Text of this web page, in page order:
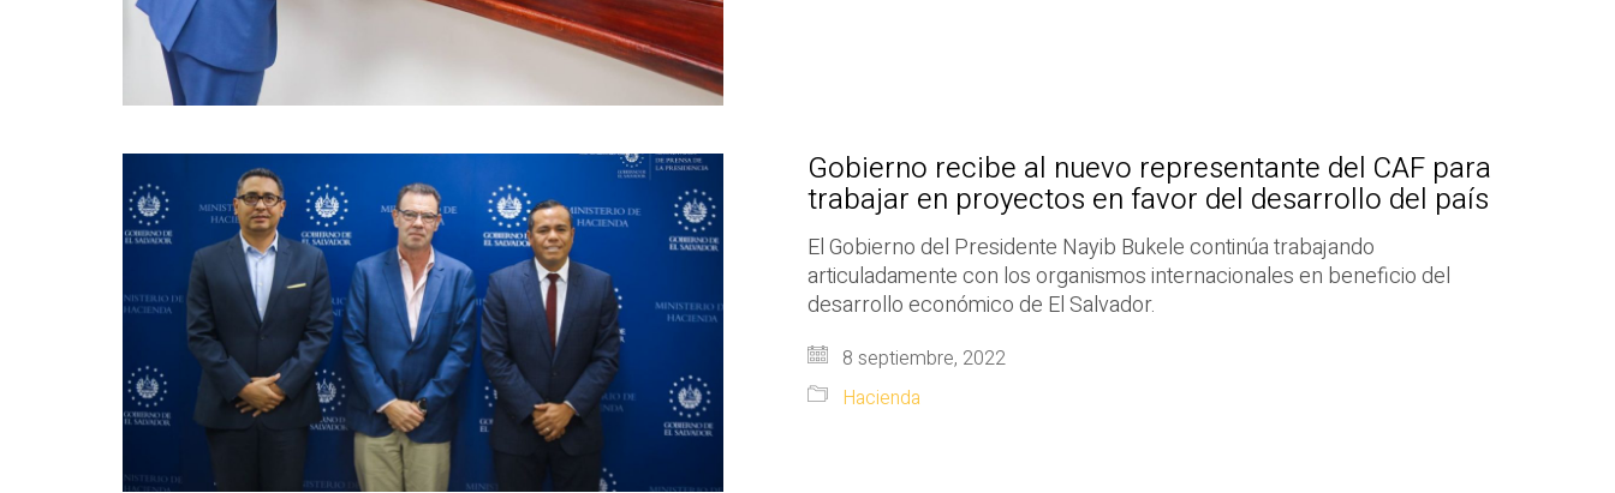
Gobierno recibe al nuevo representante del CAF para
trabajar en proyectos en favor del desarrollo del país
El Gobierno del Presidente Nayib Bukele continúa trabajando
articuladamente con los organismos internacionales en beneficio del
desarrollo económico de El Salvador.
8 septiembre, 2022
Hacienda